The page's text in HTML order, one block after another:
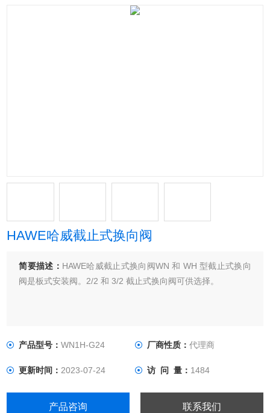
HAWE哈威截止式换向阀
简要描述： HAWE哈威截止式换向阀WN 和 WH 型截止式换向
阀是板式安装阀。2/2 和 3/2 截止式换向阀可供选择。
产品型号：WN1H-G24 厂商性质： 代理商
更新时间：2023-07-24 访 问 量： 1484
产品咨询 联系我们